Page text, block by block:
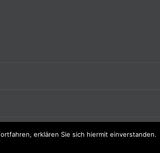
erklären Sie sich hiermit einverstanden.